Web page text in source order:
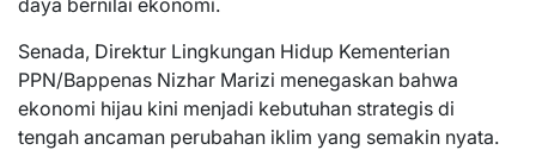
Senada, Direktur Lingkungan Hidup Kementerian
PPN/Bappenas Nizhar Marizi menegaskan bahwa
ekonomi hijau kini menjadi kebutuhan strategis di
tengah ancaman perubahan iklim yang semakin nyata.